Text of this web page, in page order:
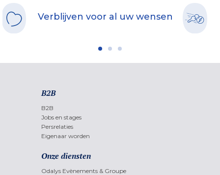
Verblijven voor al uw wensen
B2B
B2B
Jobs en stages
Persrelaties
Eigenaar worden
Onze diensten
Odalys Evènements & Groupe